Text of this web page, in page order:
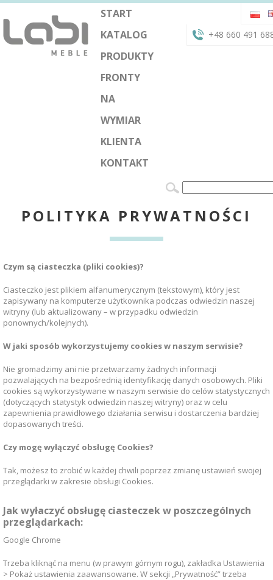
START
KATALOG
PRODUKTY
FRONTY
NA
WYMIAR
KLIENTA
KONTAKT
+48 660 491
POLITYKA PRYWATNOŚCI
Czym są ciasteczka (pliki cookies)?
Ciasteczko jest plikiem alfanumerycznym (tekstowym), który jest
zapisywany na komputerze użytkownika podczas odwiedzin naszej
witryny (lub aktualizowany – w przypadku odwiedzin
ponownych/kolejnych).
W jaki sposób wykorzystujemy cookies w naszym serwisie?
Nie gromadzimy ani nie przetwarzamy żadnych informacji
pozwalających na bezpośrednią identyfikację danych osobowych. Pliki
cookies są wykorzystywane w naszym serwisie do celów statystycznych
(dotyczących statystyk odwiedzin naszej witryny) oraz w celu
zapewnienia prawidłowego działania serwisu i dostarczenia bardziej
dopasowanych treści.
Czy mogę wyłączyć obsługę Cookies?
Tak, możesz to zrobić w każdej chwili poprzez zmianę ustawień swojej
przeglądarki w zakresie obsługi Cookies.
Jak wyłaczyć obsługę ciasteczek w poszczególnych
przeglądarkach:
Google Chrome
Trzeba kliknąć na menu (w prawym górnym rogu), zakładka Ustawienia
> Pokaż ustawienia zaawansowane. W sekcji „Prywatność” trzeba